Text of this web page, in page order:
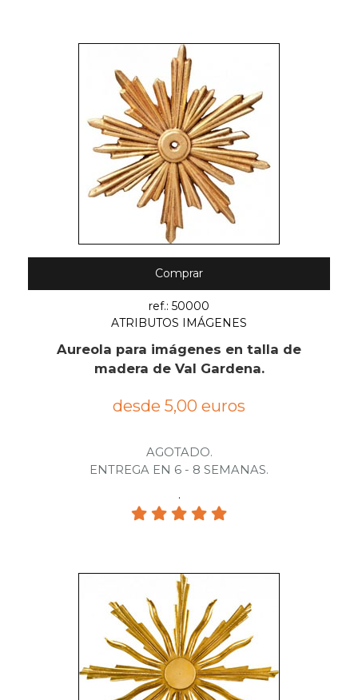
Comprar
ref.: 50000
ATRIBUTOS IMÁGENES
Aureola para imágenes en talla de
madera de Val Gardena.
desde 5,00 euros
AGOTADO.
ENTREGA EN 6 - 8 SEMANAS.
.